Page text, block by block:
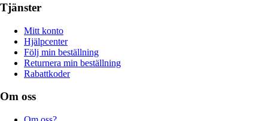
Tjänster
Mitt konto
Hjälpcenter
Följ min beställning
Returnera min beställning
Rabattkoder
Om oss